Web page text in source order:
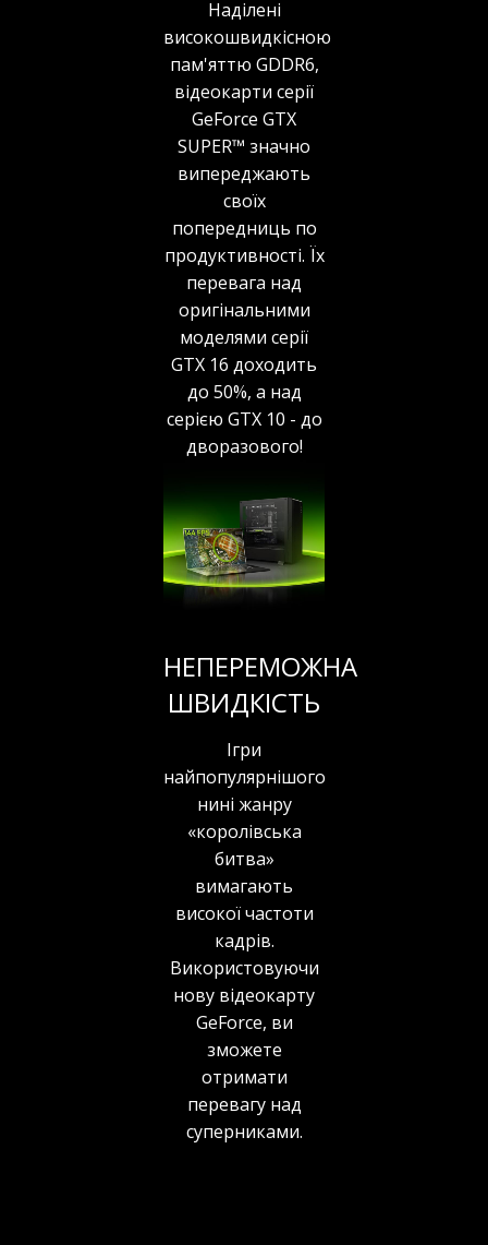
Наділені
високошвидкісною
пам'яттю GDDR6,
відеокарти серії
GeForce GTX
SUPER™ значно
випереджають
своїх
попередниць по
продуктивності. Їх
перевага над
оригінальними
моделями серії
GTX 16 доходить
до 50%, а над
серією GTX 10 - до
дворазового!
НЕПЕРЕМОЖНА
ШВИДКІСТЬ
Ігри
найпопулярнішого
нині жанру
«королівська
битва»
вимагають
високої частоти
кадрів.
Використовуючи
нову відеокарту
GeForce, ви
зможете
отримати
перевагу над
суперниками.